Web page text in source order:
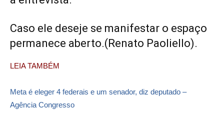
Caso ele deseje se manifestar o espaço
permanece aberto.(Renato Paoliello).
LEIA TAMBÉM
Meta é eleger 4 federais e um senador, diz deputado –
Agência Congresso